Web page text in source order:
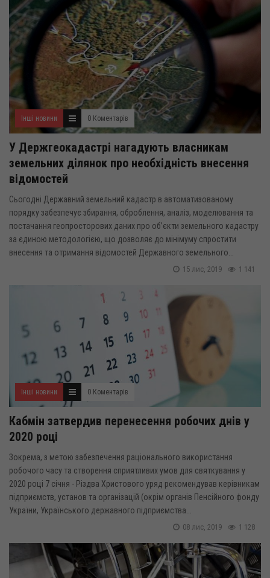
Інші новини 0 Коментарів
У Держгеокадастрі нагадують власникам
земельних ділянок про необхідність внесення
відомостей
Сьогодні Державний земельний кадастр в автоматизованому
порядку забезпечує збирання, оброблення, аналіз, моделювання та
постачання геопросторових даних про об’єкти земельного кадастру
за єдиною методологією, що дозволяє до мінімуму спростити
внесення та отримання відомостей Державного земельного...
1 141
15 лис, 2019
Інші новини 0 Коментарів
Кабмін затвердив перенесення робочих днів у
2020 році
Зокрема, з метою забезпечення раціонального використання
робочого часу та створення сприятливих умов для святкування у
2020 році 7 січня - Різдва Христового уряд рекомендував керівникам
підприємств, установ та організацій (окрім органів Пенсійного фонду
України, Українського державного підприємства...
1 128
08 лис, 2019